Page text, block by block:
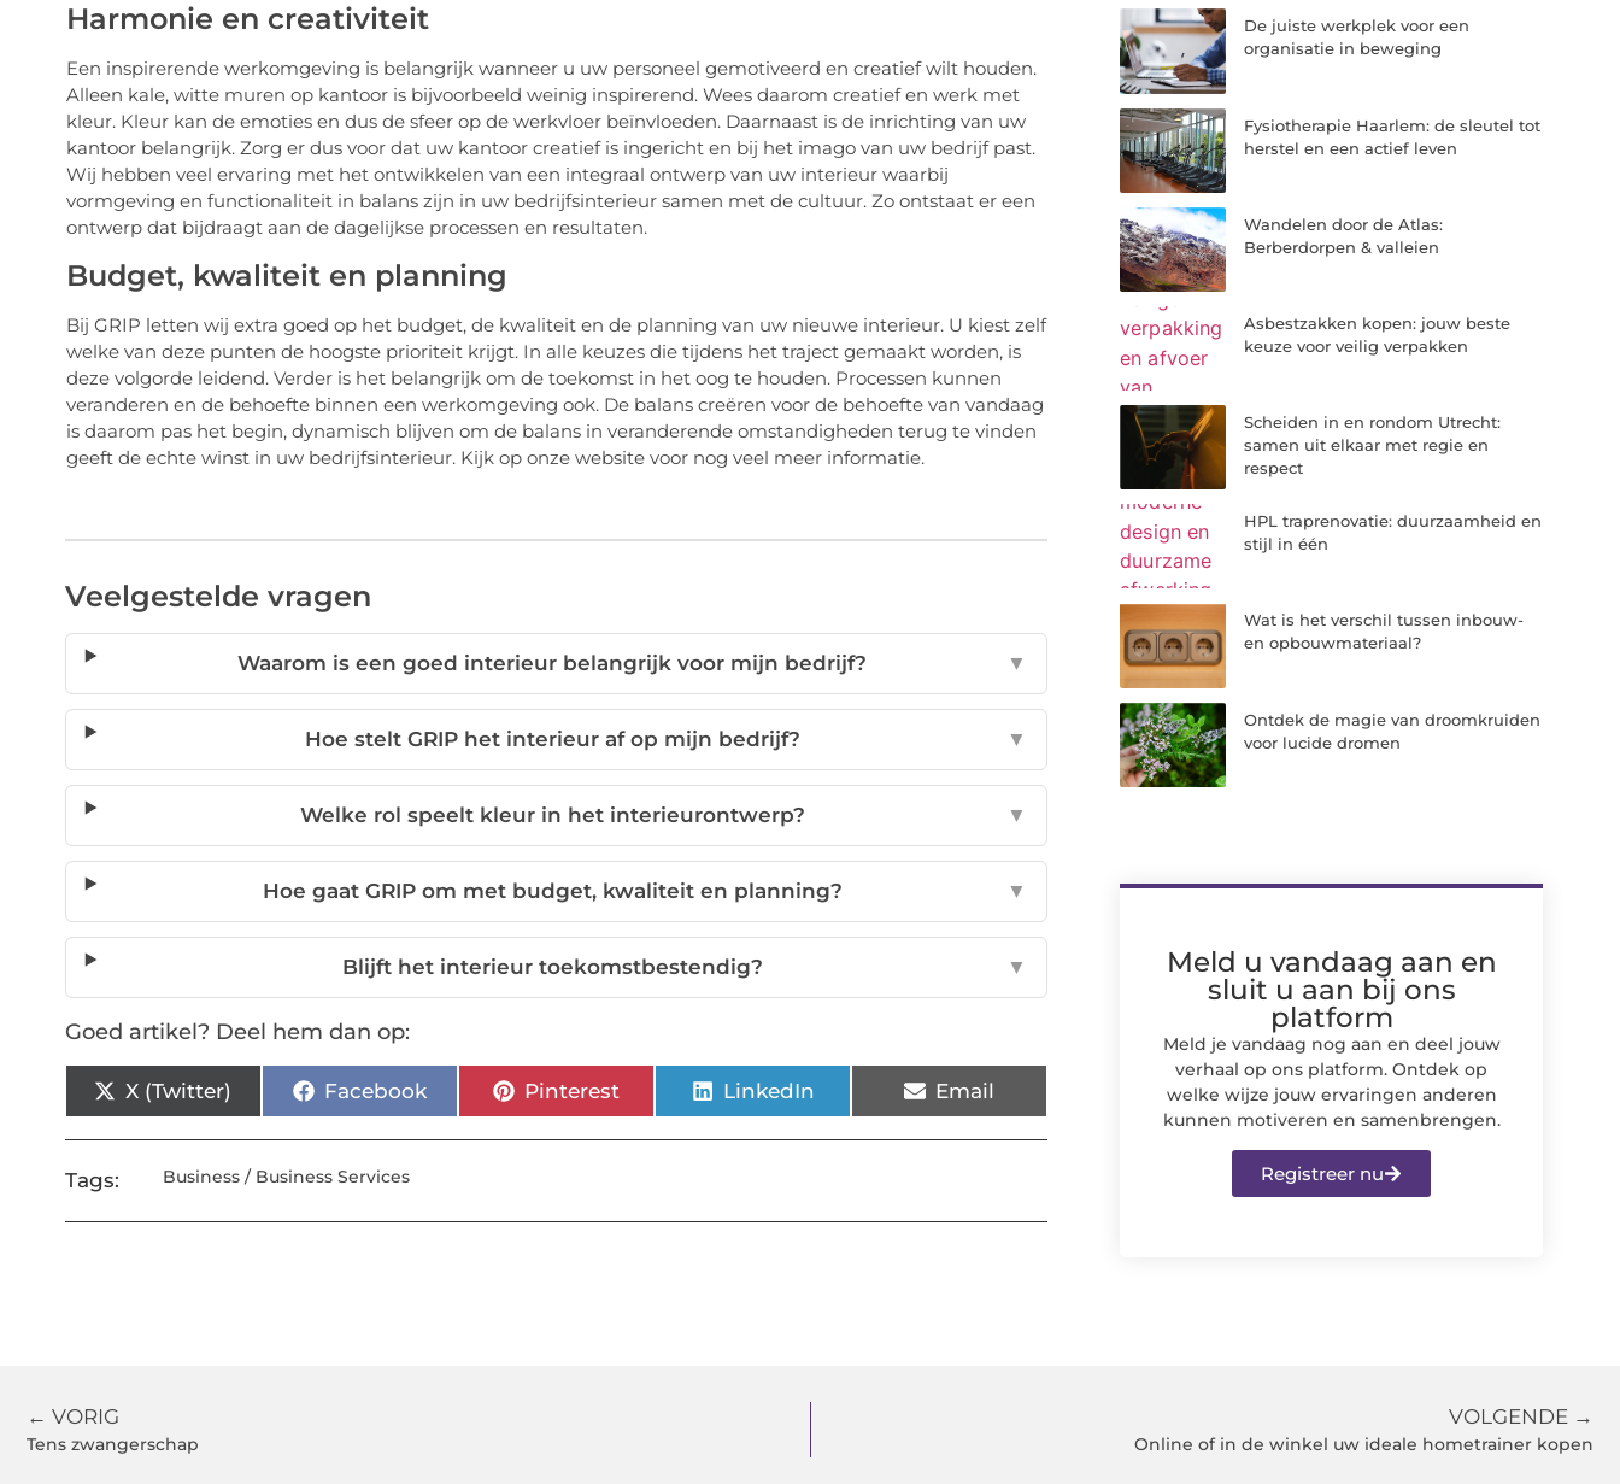
Harmonie en creativiteit
Een inspirerende werkomgeving is belangrijk wanneer u uw personeel gemotiveerd en creatief wilt houden.
Alleen kale, witte muren op kantoor is bijvoorbeeld weinig inspirerend. Wees daarom creatief en werk met
kleur. Kleur kan de emoties en dus de sfeer op de werkvloer beïnvloeden. Daarnaast is de inrichting van uw
kantoor belangrijk. Zorg er dus voor dat uw kantoor creatief is ingericht en bij het imago van uw bedrijf past.
Wij hebben veel ervaring met het ontwikkelen van een integraal ontwerp van uw interieur waarbij
vormgeving en functionaliteit in balans zijn in uw bedrijfsinterieur samen met de cultuur. Zo ontstaat er een
ontwerp dat bijdraagt aan de dagelijkse processen en resultaten.
Budget, kwaliteit en planning
Bij GRIP letten wij extra goed op het budget, de kwaliteit en de planning van uw nieuwe interieur. U kiest zelf
welke van deze punten de hoogste prioriteit krijgt. In alle keuzes die tijdens het traject gemaakt worden, is
deze volgorde leidend. Verder is het belangrijk om de toekomst in het oog te houden. Processen kunnen
veranderen en de behoefte binnen een werkomgeving ook. De balans creëren voor de behoefte van vandaag
is daarom pas het begin, dynamisch blijven om de balans in veranderende omstandigheden terug te vinden
geeft de echte winst in uw bedrijfsinterieur. Kijk op onze website voor nog veel meer informatie.
Veelgestelde vragen
Waarom is een goed interieur belangrijk voor mijn bedrijf? ▼
Hoe stelt GRIP het interieur af op mijn bedrijf? ▼
Welke rol speelt kleur in het interieurontwerp? ▼
Hoe gaat GRIP om met budget, kwaliteit en planning? ▼
Blijft het interieur toekomstbestendig? ▼
Goed artikel? Deel hem dan op:
X (Twitter) Facebook Pinterest LinkedIn Email
Tags: Business / Business Services
De juiste werkplek voor een
organisatie in beweging
Fysiotherapie Haarlem: de sleutel tot
herstel en een actief leven
Wandelen door de Atlas:
Berberdorpen & valleien
Asbestzakken kopen: jouw beste
keuze voor veilig verpakken
Scheiden in en rondom Utrecht:
samen uit elkaar met regie en
respect
HPL traprenovatie: duurzaamheid en
stijl in één
Wat is het verschil tussen inbouw-
en opbouwmateriaal?
Ontdek de magie van droomkruiden
voor lucide dromen
Meld u vandaag aan en
sluit u aan bij ons
platform
Meld je vandaag nog aan en deel jouw
verhaal op ons platform. Ontdek op
welke wijze jouw ervaringen anderen
kunnen motiveren en samenbrengen.
Registreer nu
← VORIG
Tens zwangerschap
VOLGENDE →
Online of in de winkel uw ideale hometrainer kopen